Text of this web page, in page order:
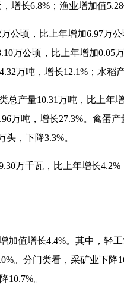
增长6.8% ；渔业增加值5.28
万公顷，比上年增加6.97万公
万公顷，比上年增加0.05
万吨，增长12.1% ；水稻
总产量10.31万吨，比上年
万吨，增长27.3%。禽蛋产
头，下降3.3%。
万千瓦，比上年增长4.2%
加值增长4.4%。其中，轻
。分门类看，采矿业下降
10.7%。